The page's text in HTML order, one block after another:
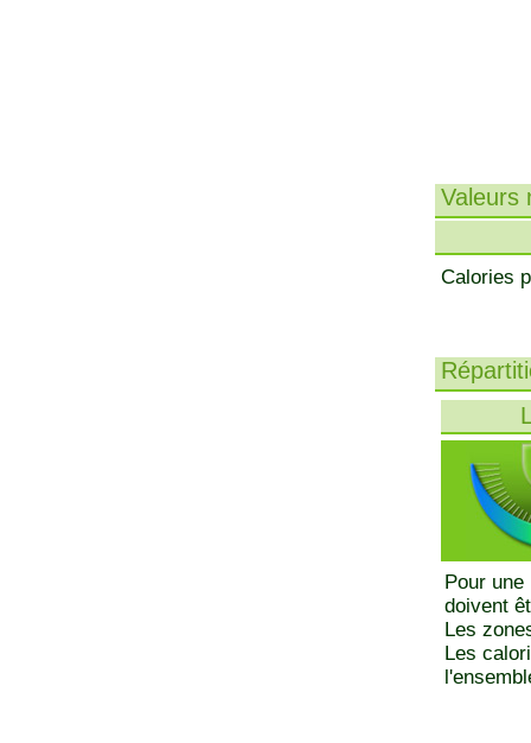
Valeurs
Calories
Pour
doivent
Les
Les